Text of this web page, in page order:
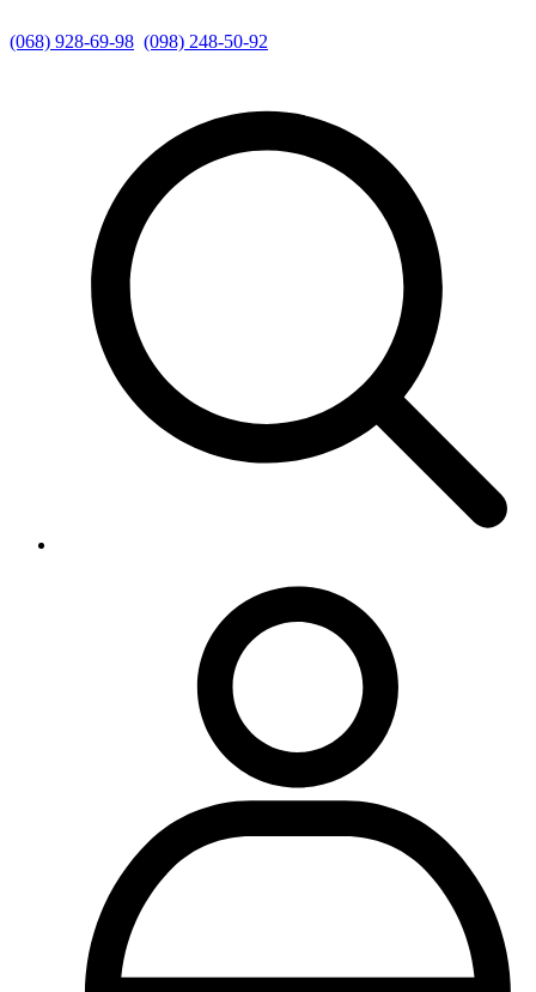
(068) 928-69-98 (098) 248-50-92